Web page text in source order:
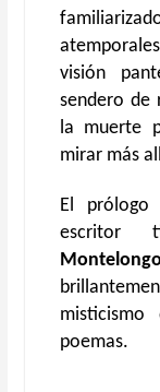
visión
sendero de
la muerte
mirar más
El
escritor
poemas.